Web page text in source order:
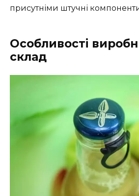
присутніми штучні
Особливості
склад